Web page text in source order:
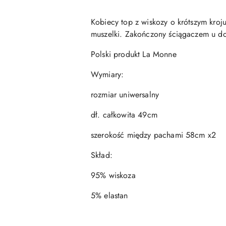
Kobiecy top z wiskozy o krótszym
muszelki. Zakończony ściągaczem u
Polski produkt La Monne
Wymiary:
rozmiar uniwersalny
dł. całkowita 49cm
szerokość między pachami 58cm x2
Skład:
95% wiskoza
5% elastan